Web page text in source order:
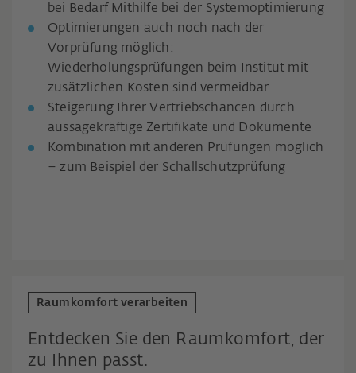
bei Bedarf Mithilfe bei der Systemoptimierung
Optimierungen auch noch nach der
Vorprüfung möglich:
Wiederholungsprüfungen beim Institut mit
zusätzlichen Kosten sind vermeidbar
Steigerung Ihrer Vertriebschancen durch
aussagekräftige Zertifikate und Dokumente
Kombination mit anderen Prüfungen möglich
– zum Beispiel der Schallschutzprüfung
Raumkomfort verarbeiten
Entdecken Sie den Raumkomfort, der
zu Ihnen passt.